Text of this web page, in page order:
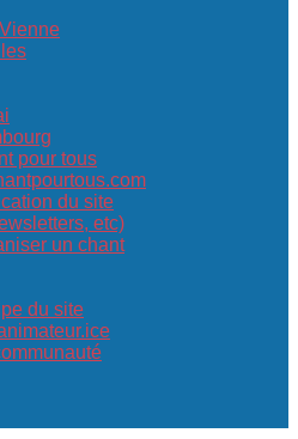
pour tous
du site
etc)
un chant
du site